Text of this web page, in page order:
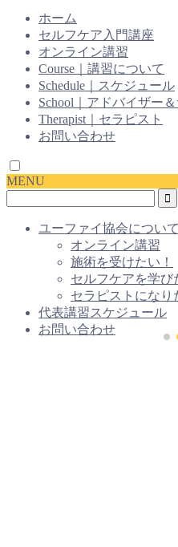
ホーム
セルフケア入門講座
オンライン講習
Course｜講習について
Schedule｜スケジュール
School｜アドバイザー
Therapist｜セラピスト
お問い合わせ
MENU
ユーファイ協会について
オンライン講習
施術を受けたい！
セルフケアを学び
セラピストになり
代表講習スケジュール
お問い合わせ